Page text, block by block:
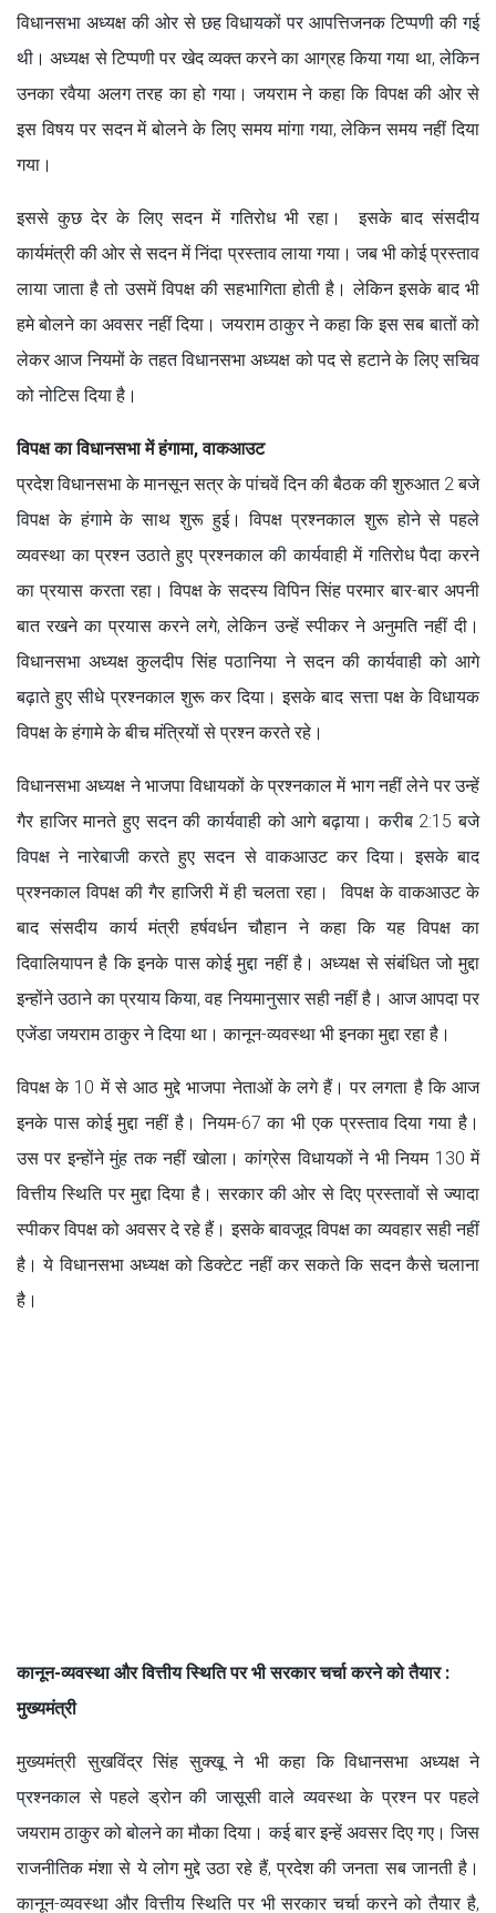
विधानसभा अध्यक्ष की ओर से छह विधायकों पर आपत्तिजनक टिप्पणी की गई
थी। अध्यक्ष से टिप्पणी पर खेद व्यक्त करने का आग्रह किया गया था, लेकिन
उनका रवैया अलग तरह का हो गया। जयराम ने कहा कि विपक्ष की ओर से
इस विषय पर सदन में बोलने के लिए समय मांगा गया, लेकिन समय नहीं दिया
गया।
इससे कुछ देर के लिए सदन में गतिरोध भी रहा। इसके बाद संसदीय
कार्यमंत्री की ओर से सदन में निंदा प्रस्ताव लाया गया। जब भी कोई प्रस्ताव
लाया जाता है तो उसमें विपक्ष की सहभागिता होती है। लेकिन इसके बाद भी
हमे बोलने का अवसर नहीं दिया। जयराम ठाकुर ने कहा कि इस सब बातों को
लेकर आज नियमों के तहत विधानसभा अध्यक्ष को पद से हटाने के लिए सचिव
को नोटिस दिया है।
विपक्ष का विधानसभा में हंगामा, वाकआउट
प्रदेश विधानसभा के मानसून सत्र के पांचवें दिन की बैठक की शुरुआत 2 बजे
विपक्ष के हंगामे के साथ शुरू हुई। विपक्ष प्रश्नकाल शुरू होने से पहले
व्यवस्था का प्रश्न उठाते हुए प्रश्नकाल की कार्यवाही में गतिरोध पैदा करने
का प्रयास करता रहा। विपक्ष के सदस्य विपिन सिंह परमार बार-बार अपनी
बात रखने का प्रयास करने लगे, लेकिन उन्हें स्पीकर ने अनुमति नहीं दी।
विधानसभा अध्यक्ष कुलदीप सिंह पठानिया ने सदन की कार्यवाही को आगे
बढ़ाते हुए सीधे प्रश्नकाल शुरू कर दिया। इसके बाद सत्ता पक्ष के विधायक
विपक्ष के हंगामे के बीच मंत्रियों से प्रश्न करते रहे।
विधानसभा अध्यक्ष ने भाजपा विधायकों के प्रश्नकाल में भाग नहीं लेने पर उन्हें
गैर हाजिर मानते हुए सदन की कार्यवाही को आगे बढ़ाया। करीब 2:15 बजे
विपक्ष ने नारेबाजी करते हुए सदन से वाकआउट कर दिया। इसके बाद
प्रश्नकाल विपक्ष की गैर हाजिरी में ही चलता रहा। विपक्ष के वाकआउट के
बाद संसदीय कार्य मंत्री हर्षवर्धन चौहान ने कहा कि यह विपक्ष का
दिवालियापन है कि इनके पास कोई मुद्दा नहीं है। अध्यक्ष से संबंधित जो मुद्दा
इन्होंने उठाने का प्रयाय किया, वह नियमानुसार सही नहीं है। आज आपदा पर
एजेंडा जयराम ठाकुर ने दिया था। कानून-व्यवस्था भी इनका मुद्दा रहा है।
विपक्ष के 10 में से आठ मुद्दे भाजपा नेताओं के लगे हैं। पर लगता है कि आज
इनके पास कोई मुद्दा नहीं है। नियम-67 का भी एक प्रस्ताव दिया गया है।
उस पर इन्होंने मुंह तक नहीं खोला। कांग्रेस विधायकों ने भी नियम 130 में
वित्तीय स्थिति पर मुद्दा दिया है। सरकार की ओर से दिए प्रस्तावों से ज्यादा
स्पीकर विपक्ष को अवसर दे रहे हैं। इसके बावजूद विपक्ष का व्यवहार सही नहीं
है। ये विधानसभा अध्यक्ष को डिक्टेट नहीं कर सकते कि सदन कैसे चलाना
है।
कानून-व्यवस्था और वित्तीय स्थिति पर भी सरकार चर्चा करने को तैयार :
मुख्यमंत्री
मुख्यमंत्री सुखविंद्र सिंह सुक्खू ने भी कहा कि विधानसभा अध्यक्ष ने
प्रश्नकाल से पहले ड्रोन की जासूसी वाले व्यवस्था के प्रश्न पर पहले
जयराम ठाकुर को बोलने का मौका दिया। कई बार इन्हें अवसर दिए गए। जिस
राजनीतिक मंशा से ये लोग मुद्दे उठा रहे हैं, प्रदेश की जनता सब जानती है।
कानून-व्यवस्था और वित्तीय स्थिति पर भी सरकार चर्चा करने को तैयार है,